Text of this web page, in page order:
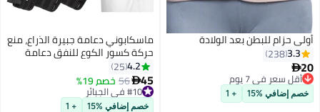
أولي حزام للبطن بعد الولادة
3.3
238
20
أقل سعر في 7 يوم
أقل سعر في 7 يوم
خصم إضافي %15 + 1
ماسكابوني دعامة جبيرة الذراع، منع
حركة كسور الكوع للنفق دعامة
تثبيت جبيرة ذراع مفصل الكوع،
4.2
25
45
56 خصم 19%
#10 في الجبائر
#10 في الجبائر
خصم إضافي %15 + 1